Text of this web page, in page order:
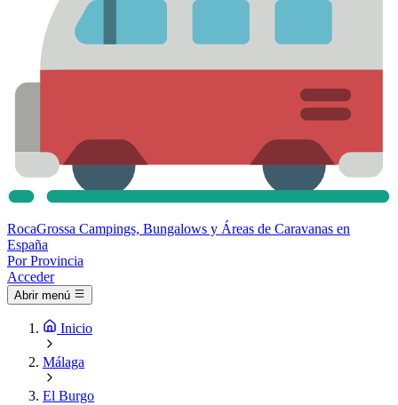
RocaGrossa Campings, Bungalows y Áreas de Caravanas en
España
Por Provincia
Acceder
Abrir menú
Inicio
Málaga
El Burgo